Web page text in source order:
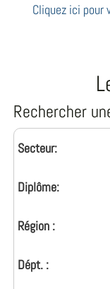
Cliquez ici pour
Rechercher
Secteur:
Diplôme:
Région :
Dépt. :